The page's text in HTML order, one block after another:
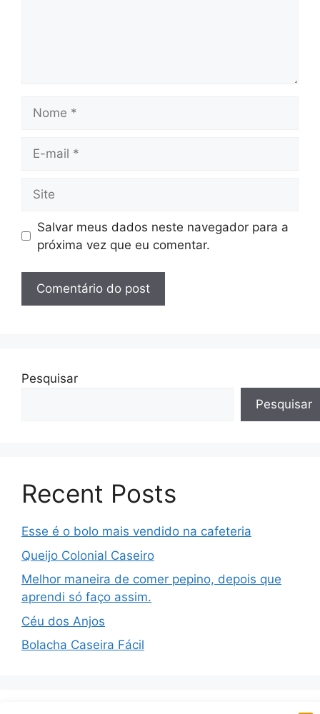
mail
Salvar meus dados neste navegador para a
próxima vez que eu comentar.
Pesquisar
Pesquisar
Recent Posts
Esse é o bolo mais vendido na cafeteria
Queijo Colonial Caseiro
Melhor maneira de comer pepino, depois que
aprendi só faço assim.
Céu dos Anjos
Bolacha Caseira Fácil